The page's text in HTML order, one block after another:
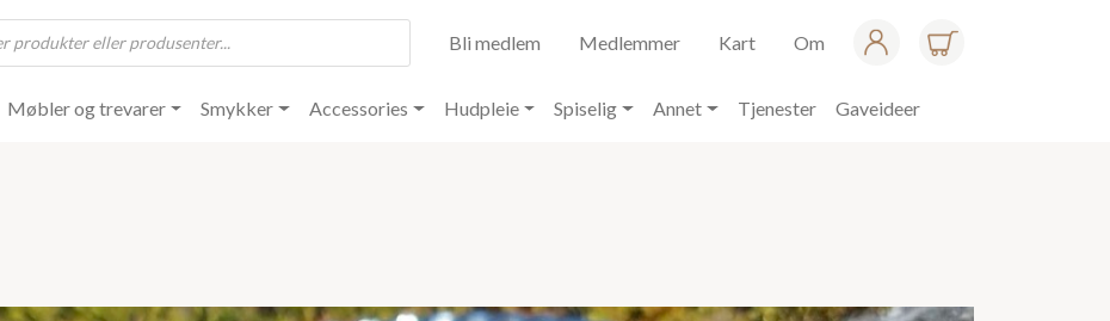
Bli medlem Medlemmer Kart Om
Møbler og trevarer Smykker Accessories Hudpleie Spiselig Annet Tjenester Gaveideer